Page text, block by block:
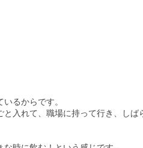
るからです。
入れて、職場に持って行き、し